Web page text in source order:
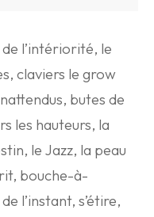
l’intériorité, le
claviers le grow
butes de
les hauteurs, la
le Jazz, la peau
bouche-à-
l’instant, s’étire,